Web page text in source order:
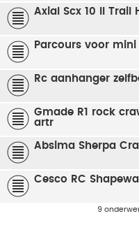
Axial Scx 10 II Trail
Parcours voor
Rc aanhanger
Gmade R1 rock
artr
Absima Sherpa
Cesco RC
9